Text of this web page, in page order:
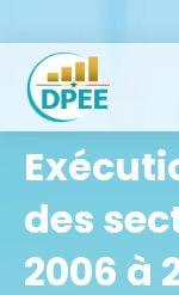
des
2006 à